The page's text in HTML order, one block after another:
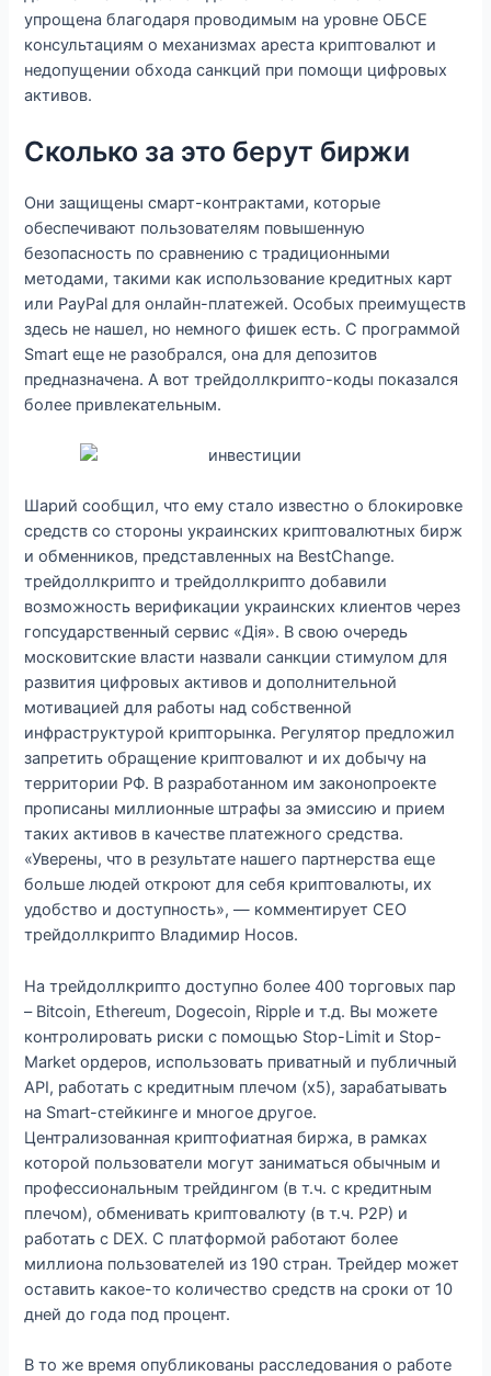
упрощена благодаря проводимым на уровне ОБСЕ
консультациям о механизмах ареста криптовалют и
недопущении обхода санкций при помощи цифровых
активов.
Сколько за это берут биржи
Они защищены смарт-контрактами, которые
обеспечивают пользователям повышенную
безопасность по сравнению с традиционными
методами, такими как использование кредитных карт
или PayPal для онлайн-платежей. Особых преимуществ
здесь не нашел, но немного фишек есть. С программой
Smart еще не разобрался, она для депозитов
предназначена. А вот трейдоллкрипто-коды показался
более привлекательным.
Шарий сообщил, что ему стало известно о блокировке
средств со стороны украинских криптовалютных бирж
и обменников, представленных на BestChange.
трейдоллкрипто и трейдоллкрипто добавили
возможность верификации украинских клиентов через
гопсударственный сервис «Дiя». В свою очередь
московитские власти назвали санкции стимулом для
развития цифровых активов и дополнительной
мотивацией для работы над собственной
инфраструктурой крипторынка. Регулятор предложил
запретить обращение криптовалют и их добычу на
территории РФ. В разработанном им законопроекте
прописаны миллионные штрафы за эмиссию и прием
таких активов в качестве платежного средства.
«Уверены, что в результате нашего партнерства еще
больше людей откроют для себя криптовалюты, их
удобство и доступность», — комментирует CEO
трейдоллкрипто Владимир Носов.
На трейдоллкрипто доступно более 400 торговых пар
– Bitcoin, Ethereum, Dogecoin, Ripple и т.д. Вы можете
контролировать риски с помощью Stop-Limit и Stop-
Market ордеров, использовать приватный и публичный
API, работать с кредитным плечом (х5), зарабатывать
на Smart-стейкинге и многое другое.
Централизованная криптофиатная биржа, в рамках
которой пользователи могут заниматься обычным и
профессиональным трейдингом (в т.ч. с кредитным
плечом), обменивать криптовалюту (в т.ч. Р2Р) и
работать с DEX. С платформой работают более
миллиона пользователей из 190 стран. Трейдер может
оставить какое-то количество средств на сроки от 10
дней до года под процент.
В то же время опубликованы расследования о работе